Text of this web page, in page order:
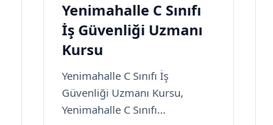
Yenimahalle C Sınıfı
İş Güvenliği Uzmanı
Kursu
Yenimahalle C Sınıfı İş
Güvenliği Uzmanı Kursu,
Yenimahalle C Sınıfı...